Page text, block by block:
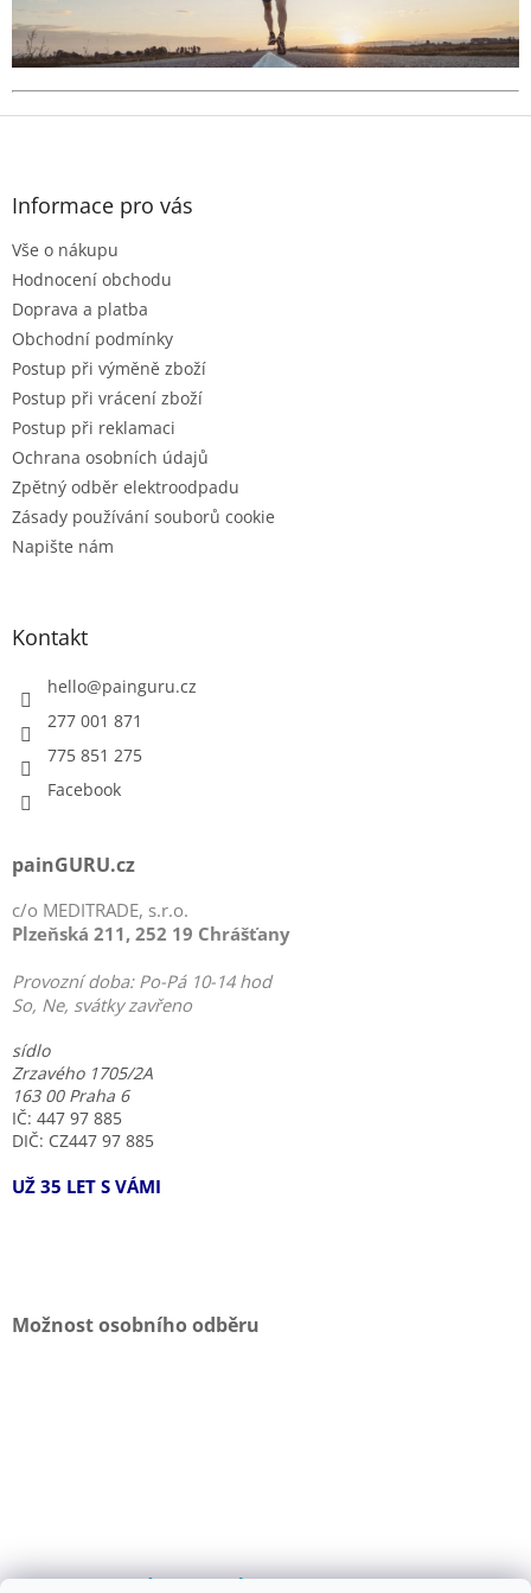
Z
Informace pro vás
Vše o nákupu
Hodnocení obchodu
Doprava a platba
Obchodní podmínky
Postup při výměně zboží
Postup při vrácení zboží
Postup při reklamaci
Ochrana osobních údajů
Zpětný odběr elektroodpadu
Zásady používání souborů cookie
Napište nám
Kontakt
hello@painguru.cz
277 001 871
775 851 275
Facebook
painGURU.cz
c/o MEDITRADE, s.r.o.
Plzeňská 211, 252 19 Chrášťany
Provozní doba: Po-Pá 10-14 hod
So, Ne, svátky zavřeno
sídlo
Zrzavého 1705/2A
163 00 Praha 6
IČ: 447 97 885
DIČ: CZ447 97 885
UŽ 35 LET S VÁMI
Možnost osobního odběru